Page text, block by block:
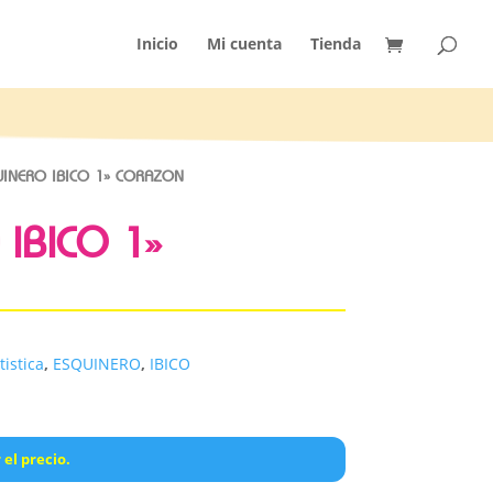
Inicio Mi cuenta Tienda
IBICO 1» CORAZON
1»
, ESQUINERO, IBICO
el precio.